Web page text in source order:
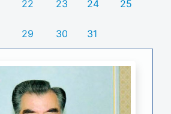
22 23 24 25
29 30 31